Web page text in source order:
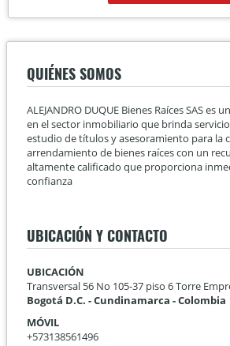
QUIÉNES SOMOS
ALEJANDRO DUQUE Bienes Raíces SAS es
en el sector inmobiliario que brinda
estudio de títulos y asesoramiento para la
arrendamiento de bienes raíces con un
altamente calificado que proporciona
confianza
UBICACIÓN Y CONTACTO
UBICACIÓN
Transversal 56 No 105-37 piso 6 Torre
Bogotá D.C. - Cundinamarca - Colombia
MÓVIL
+573138561496